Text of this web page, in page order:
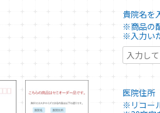
貴院名を
※商品の
※入力い
医院住所
※リコー